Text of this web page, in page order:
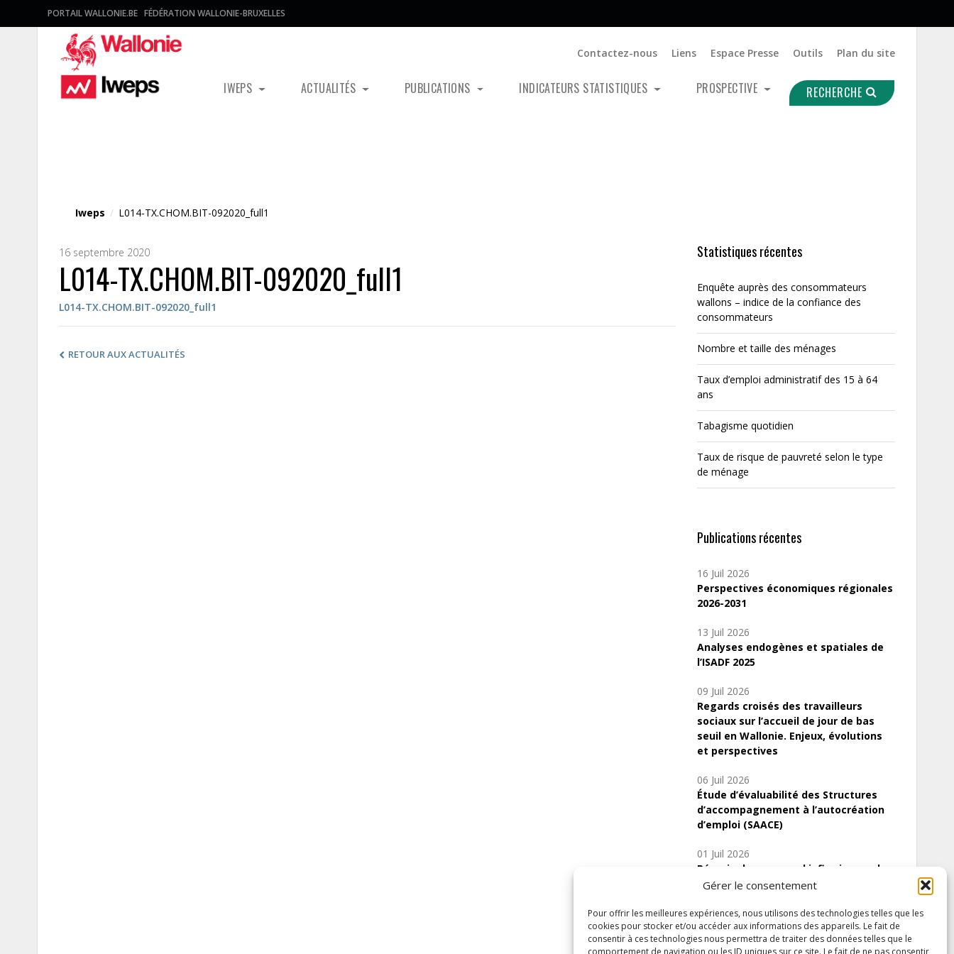
Gérer le consentement
Pour offrir les meilleures expériences, nous utilisons des technologies telles que les
cookies pour stocker et/ou accéder aux informations des appareils. Le fait de
consentir à ces technologies nous permettra de traiter des données telles que le
comportement de navigation ou les ID uniques sur ce site. Le fait de ne pas consentir
PORTAIL WALLONIE.BE FÉDÉRATION WALLONIE-BRUXELLES
Contactez-nous Liens Espace Presse Outils Plan du site
IWEPS ACTUALITÉS PUBLICATIONS INDICATEURS STATISTIQUES PROSPECTIVE RECHERCHE
Iweps / L014-TX.CHOM.BIT-092020_full1
16 septembre 2020
L014-TX.CHOM.BIT-092020_full1
L014-TX.CHOM.BIT-092020_full1
RETOUR AUX ACTUALITÉS
Statistiques récentes
Enquête auprès des consommateurs
wallons – indice de la confiance des
consommateurs
Nombre et taille des ménages
Taux d’emploi administratif des 15 à 64
ans
Tabagisme quotidien
Taux de risque de pauvreté selon le type
de ménage
Publications récentes
16 Juil 2026
Perspectives économiques régionales
2026-2031
13 Juil 2026
Analyses endogènes et spatiales de
l’ISADF 2025
09 Juil 2026
Regards croisés des travailleurs
sociaux sur l’accueil de jour de bas
seuil en Wallonie. Enjeux, évolutions
et perspectives
06 Juil 2026
Étude d’évaluabilité des Structures
d’accompagnement à l’autocréation
d’emploi (SAACE)
01 Juil 2026
Pénurie du personnel infirmier :quels
indicateurs d’offre de soins pour